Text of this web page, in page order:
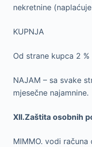
nekretnine
KUPNJA
Od strane kupca 2 %
NAJAM – sa svake
mjesečne najamnine.
XII.Zaštita osobnih
MIMMO. vodi